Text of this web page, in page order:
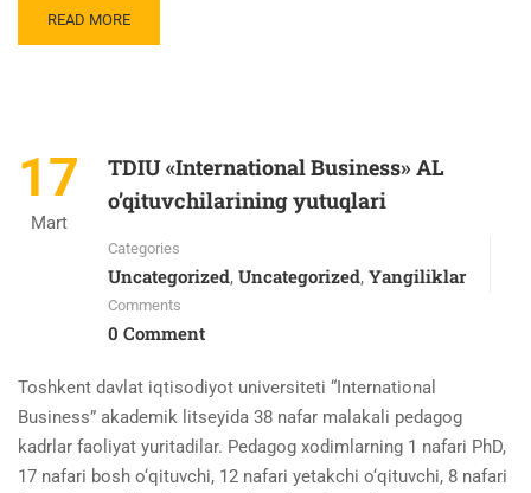
READ MORE
17
Mart
TDIU «International Business» AL
o’qituvchilarining yutuqlari
Categories
Uncategorized, Uncategorized, Yangiliklar
Comments
0 Comment
Toshkent davlat iqtisodiyot universiteti “International
Business” akademik litseyida 38 nafar malakali pedagog
kadrlar faoliyat yuritadilar. Pedagog xodimlarning 1 nafari PhD,
17 nafari bosh o‘qituvchi, 12 nafari yetakchi o‘qituvchi, 8 nafari